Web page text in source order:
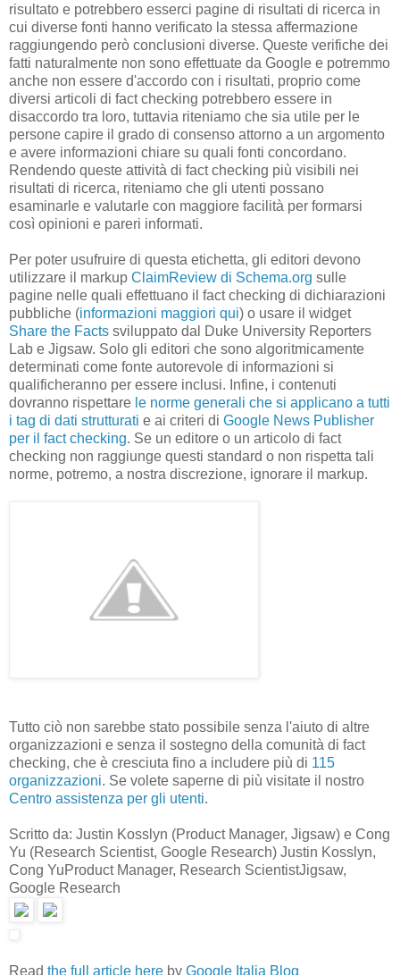
risultato e potrebbero esserci pagine di risultati di ricerca in
cui diverse fonti hanno verificato la stessa affermazione
raggiungendo però conclusioni diverse. Queste verifiche dei
fatti naturalmente non sono effettuate da Google e potremmo
anche non essere d'accordo con i risultati, proprio come
diversi articoli di fact checking potrebbero essere in
disaccordo tra loro, tuttavia riteniamo che sia utile per le
persone capire il grado di consenso attorno a un argomento
e avere informazioni chiare su quali fonti concordano.
Rendendo queste attività di fact checking più visibili nei
risultati di ricerca, riteniamo che gli utenti possano
esaminarle e valutarle con maggiore facilità per formarsi
così opinioni e pareri informati.
Per poter usufruire di questa etichetta, gli editori devono
utilizzare il markup ClaimReview di Schema.org sulle
pagine nelle quali effettuano il fact checking di dichiarazioni
pubbliche (informazioni maggiori qui) o usare il widget
Share the Facts sviluppato dal Duke University Reporters
Lab e Jigsaw. Solo gli editori che sono algoritmicamente
determinati come fonte autorevole di informazioni si
qualificheranno per essere inclusi. Infine, i contenuti
dovranno rispettare le norme generali che si applicano a tutti
i tag di dati strutturati e ai criteri di Google News Publisher
per il fact checking. Se un editore o un articolo di fact
checking non raggiunge questi standard o non rispetta tali
norme, potremo, a nostra discrezione, ignorare il markup.
Tutto ciò non sarebbe stato possibile senza l'aiuto di altre
organizzazioni e senza il sostegno della comunità di fact
checking, che è cresciuta fino a includere più di 115
organizzazioni. Se volete saperne di più visitate il nostro
Centro assistenza per gli utenti.
Scritto da: Justin Kosslyn (Product Manager, Jigsaw) e Cong
Yu (Research Scientist, Google Research) Justin Kosslyn,
Cong YuProduct Manager, Research ScientistJigsaw,
Google Research
Read the full article here by Google Italia Blog